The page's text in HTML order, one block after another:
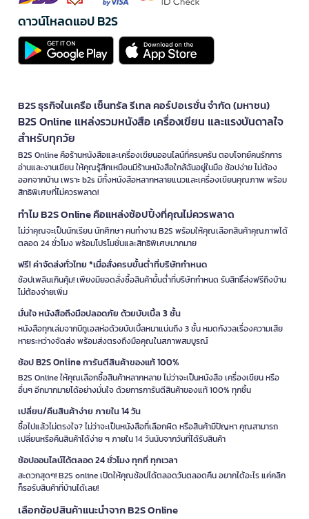
ดาวน์โหลดแอป B2S
B2S ธุรกิจในเครือ เซ็นทรัล รีเทล คอร์ปอเรชั่น จำกัด (มหาชน)
B2S Online แหล่งรวมหนังสือ เครื่องเขียน และแรงบันดาลใจ
สำหรับทุกวัย
B2S Online คือร้านหนังสือและเครื่องเขียนออนไลน์ที่ครบครัน ตอบโจทย์คนรักการ
อ่านและงานเขียน ให้คุณรู้สึกเหมือนมีร้านหนังสือใกล้ฉันอยู่ในมือ ช้อปง่าย ไม่ต้อง
ออกจากบ้าน เพราะ b2s มีทั้งหนังสือหลากหลายแนวและเครื่องเขียนคุณภาพ พร้อม
สิทธิพิเศษที่ไม่ควรพลาด!
ทำไม B2S Online คือแหล่งช้อปปิ้งที่คุณไม่ควรพลาด
ไม่ว่าคุณจะเป็นนักเรียน นักศึกษา คนทำงาน B2S พร้อมให้คุณเลือกสินค้าคุณภาพได้
ตลอด 24 ชั่วโมง พร้อมโปรโมชั่นและสิทธิพิเศษมากมาย
ฟรี! ค่าจัดส่งทั่วไทย *เมื่อสั่งครบขั้นต่ำที่บริษัทกำหนด
ช้อปเพลินเกินคุ้ม! เพียงมียอดสั่งซื้อสินค้าขั้นต่ำที่บริษัทกำหนด รับสิทธิ์ส่งฟรีถึงบ้าน
ไม่ต้องจ่ายเพิ่ม
มั่นใจ หนังสือถึงมือปลอดภัย ด้วยบับเบิ้ล 3 ชั้น
หนังสือทุกเล่มจากบีทูเอสห่อด้วยบับเบิ้ลหนาแน่นถึง 3 ชั้น หมดกังวลเรื่องความเสีย
หายระหว่างจัดส่ง พร้อมส่งตรงถึงมือคุณในสภาพสมบูรณ์
ช้อป B2S Online การันตีสินค้าของแท้ 100%
B2S Online ให้คุณเลือกซื้อสินค้าหลากหลาย ไม่ว่าจะเป็นหนังสือ เครื่องเขียน หรือ
อื่นๆ อีกมากมายได้อย่างมั่นใจ ด้วยการการันตีสินค้าของแท้ 100% ทุกชิ้น
เปลี่ยน/คืนสินค้าง่าย ภายใน 14 วัน
ซื้อไปแล้วไม่ตรงใจ? ไม่ว่าจะเป็นหนังสือที่เลือกผิด หรือสินค้ามีปัญหา คุณสามารถ
เปลี่ยนหรือคืนสินค้าได้ง่าย ๆ ภายใน 14 วันนับจากวันที่ได้รับสินค้า
ช้อปออนไลน์ได้ตลอด 24 ชั่วโมง ทุกที่ ทุกเวลา
สะดวกสุดๆ! B2S online เปิดให้คุณช้อปได้ตลอดวันตลอดคืน อยากได้อะไร แค่คลิก
ก็รอรับสินค้าที่บ้านได้เลย!
เลือกช้อปสินค้าแนะนำจาก B2S Online